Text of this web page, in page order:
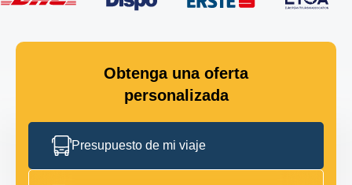
Obtenga una oferta
personalizada
Presupuesto de mi viaje